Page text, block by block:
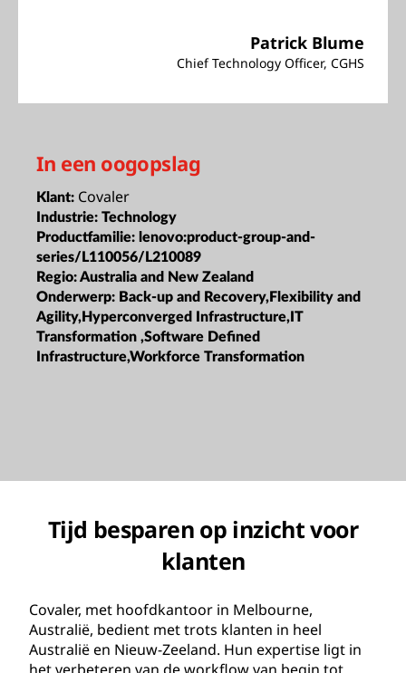
Patrick Blume
Chief Technology Officer, CGHS
In een oogopslag
Klant: Covaler
Industrie: Technology
Productfamilie: lenovo:product-group-and-
series/L110056/L210089
Regio:Australia and New Zealand
Onderwerp: Back-up and Recovery,Flexibility and
Agility,Hyperconverged Infrastructure,IT
Transformation ,Software Defined
Infrastructure,Workforce Transformation
Tijd besparen op inzicht voor
klanten
Covaler, met hoofdkantoor in Melbourne,
Australië, bedient met trots klanten in heel
Australië en Nieuw-Zeeland. Hun expertise ligt in